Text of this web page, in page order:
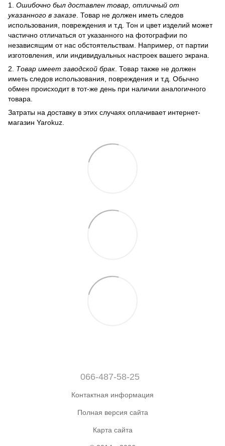
1. Ошибочно был доставлен товар, отличный от
указанного в заказе. Товар не должен иметь следов
использования, повреждения и т.д. Тон и цвет изделий может
частично отличаться от указанного на фотографии по
независящим от нас обстоятельствам. Например, от партии
изготовления, или индивидуальных настроек вашего экрана.
2. Товар имеет заводской брак. Товар также не должен
иметь следов использования, повреждения и т.д. Обычно
обмен происходит в тот-же день при наличии аналогичного
товара.
Затраты на доставку в этих случаях оплачивает интернет-
магазин Yarokuz.
066-487-58-25
Контактная информация
Полная версия сайта
Карта сайта